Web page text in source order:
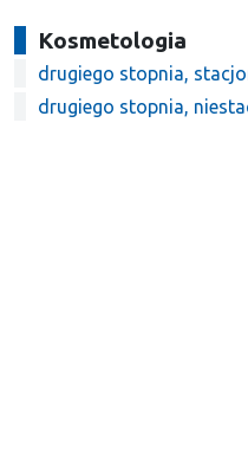
Kosmetologia
drugiego stopnia,
drugiego stopnia,